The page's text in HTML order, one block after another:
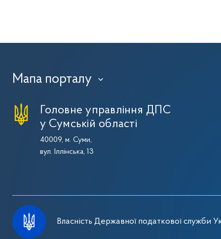
Мапа порталу ›
Головне управління ДПС
у Сумській області
40009, м. Суми,
вул. Іллінська, 13
Власність Державної податкової служби